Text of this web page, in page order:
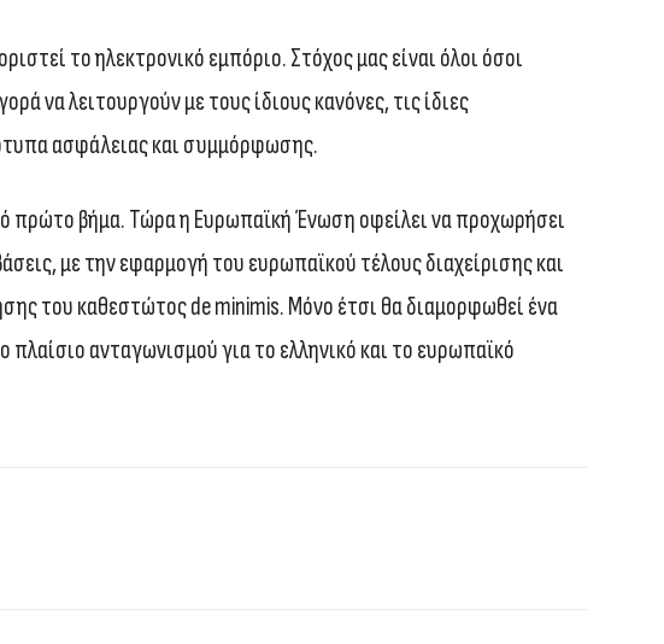
το ηλεκτρονικό εμπόριο. Στόχος μας είναι όλοι όσοι
να λειτουργούν με τους ίδιους κανόνες, τις ίδιες
ασφάλειας και συμμόρφωσης.
πρώτο βήμα. Τώρα η Ευρωπαϊκή Ένωση οφείλει να προχωρήσει
με την εφαρμογή του ευρωπαϊκού τέλους διαχείρισης και
του καθεστώτος de minimis. Μόνο έτσι θα διαμορφωθεί ένα
πλαίσιο ανταγωνισμού για το ελληνικό και το ευρωπαϊκό